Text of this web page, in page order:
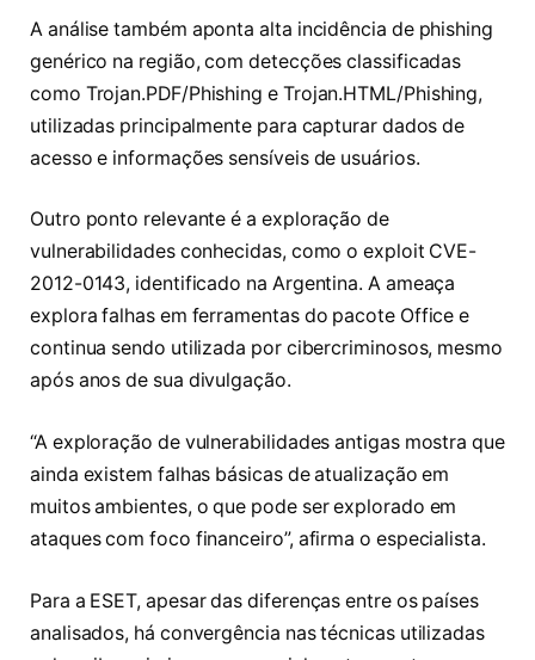
A análise também aponta alta incidência de phishing
genérico na região, com detecções classificadas
como Trojan.PDF/Phishing e Trojan.HTML/Phishing,
utilizadas principalmente para capturar dados de
acesso e informações sensíveis de usuários.
Outro ponto relevante é a exploração de
vulnerabilidades conhecidas, como o exploit CVE-
2012-0143, identificado na Argentina. A ameaça
explora falhas em ferramentas do pacote Office e
continua sendo utilizada por cibercriminosos, mesmo
após anos de sua divulgação.
“A exploração de vulnerabilidades antigas mostra que
ainda existem falhas básicas de atualização em
muitos ambientes, o que pode ser explorado em
ataques com foco financeiro”, afirma o especialista.
Para a ESET, apesar das diferenças entre os países
analisados, há convergência nas técnicas utilizadas